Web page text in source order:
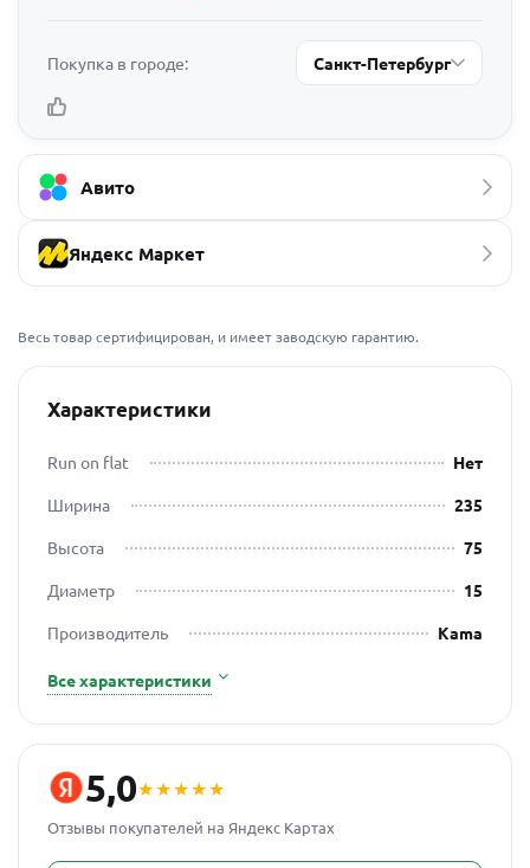
Покупка в городе: Санкт-Петербург
Авито
Яндекс Маркет
Весь товар сертифицирован, и имеет заводскую гарантию.
Характеристики
Run on flat
Нет
Ширина
235
Высота
75
Диаметр
15
Производитель
Kama
Все характеристики
5,0★★★★★
Отзывы покупателей на Яндекс Картах